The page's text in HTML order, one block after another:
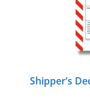
Shipper’s